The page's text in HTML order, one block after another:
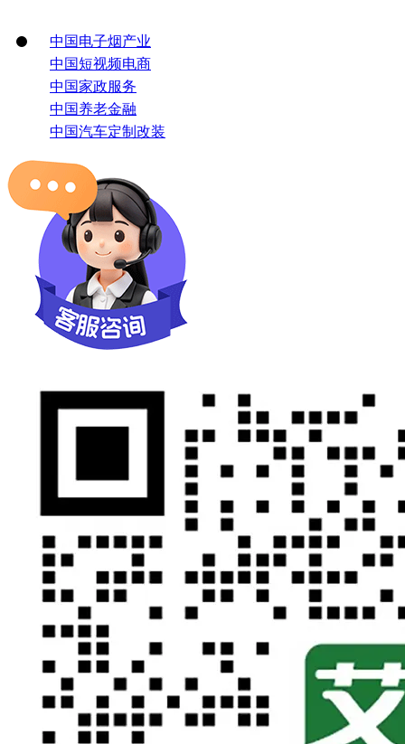
中国电子烟产业
中国短视频电商
中国家政服务
中国养老金融
中国汽车定制改装